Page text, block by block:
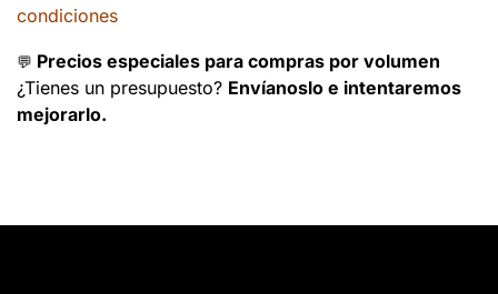
condiciones
💬 Precios especiales para compras por volumen
¿Tienes un presupuesto? Envíanoslo e intentaremos
mejorarlo.